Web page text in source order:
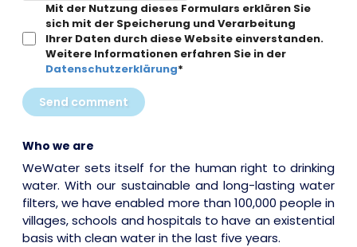
Mit der Nutzung dieses Formulars erklären Sie
sich mit der Speicherung und Verarbeitung
Ihrer Daten durch diese Website einverstanden.
Weitere Informationen erfahren Sie in der
Datenschutzerklärung*
Send comment
Who we are
WeWater sets itself for the human right to drinking
water. With our sustainable and long-lasting water
filters, we have enabled more than 100,000 people in
villages, schools and hospitals to have an existential
basis with clean water in the last five years.